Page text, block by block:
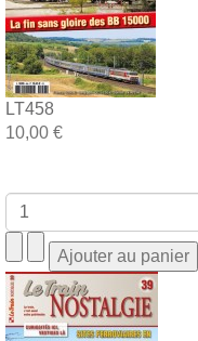
LT458
10,00 €